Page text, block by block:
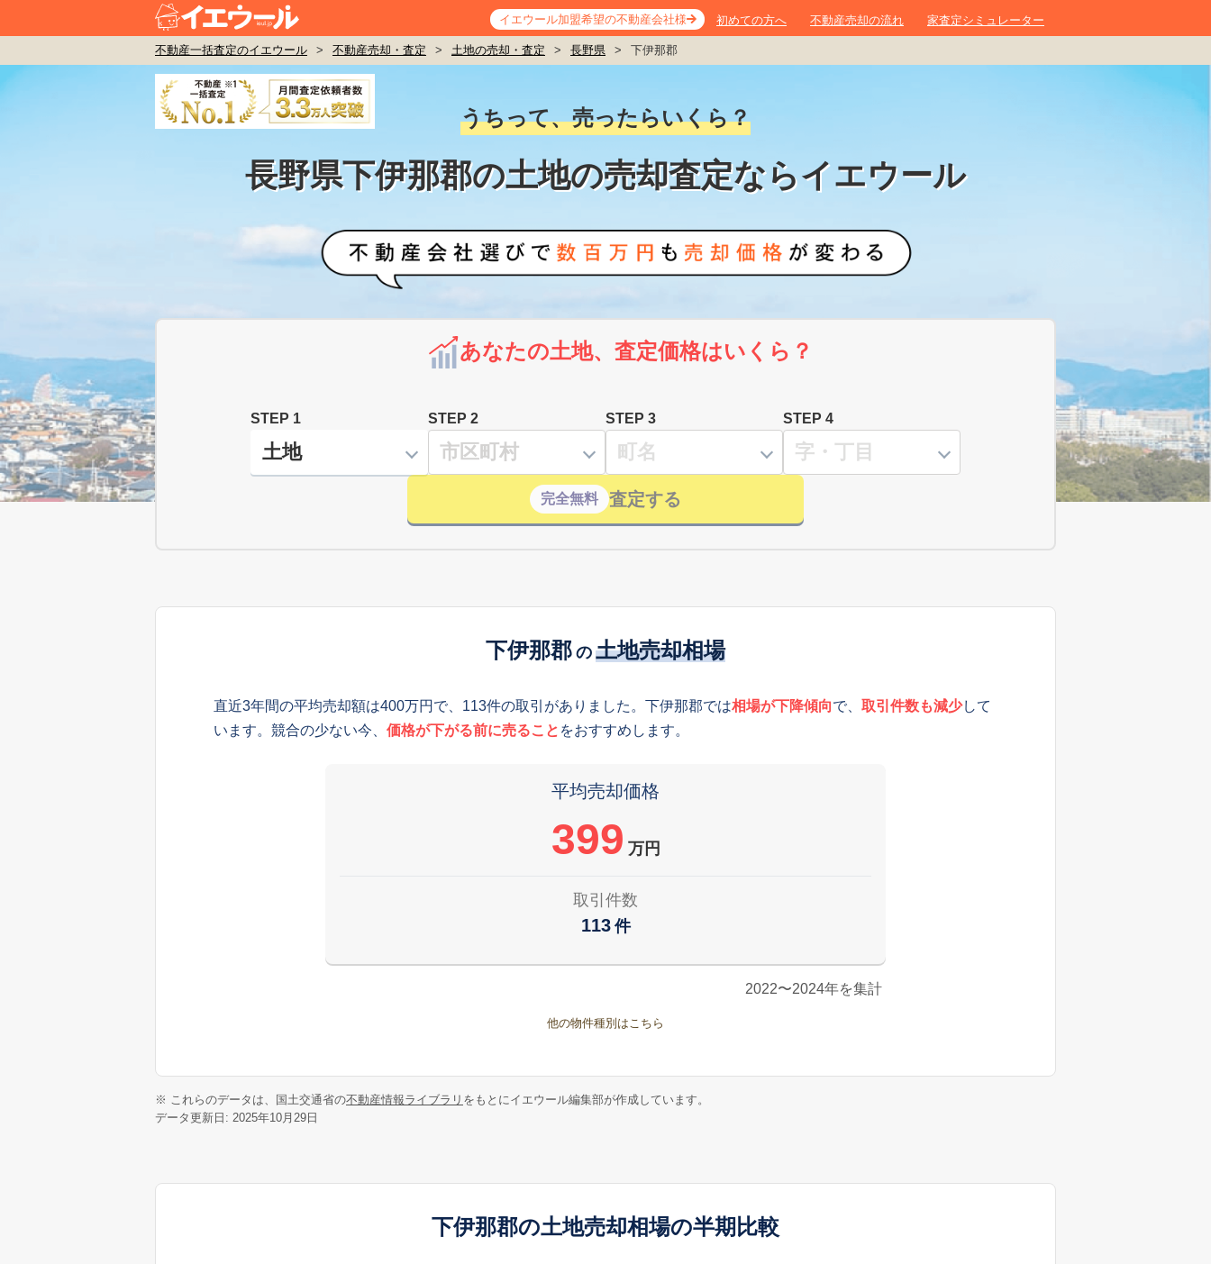
イエウール加盟希望の不動産会社様 初めての方へ 不動産売却の流れ 家査定シミュレーター
不動産一括査定のイエウール > 不動産売却・査定 > 土地の売却・査定 > 長野県 > 下伊那郡
うちって、売ったらいくら？
長野県下伊那郡の土地の売却査定ならイエウール
あなたの土地、査定価格はいくら？
STEP 1 STEP 2 STEP 3 STEP 4
完全無料 査定する
下伊那郡 の 土地売却相場
直近3年間の平均売却額は400万円で、113件の取引がありました。下伊那郡では相場が下降傾向で、 取引件数も減少して
います。競合の少ない今、 価格が下がる前に売ること をおすすめします。
平均売却価格
399 万円
取引件数
113 件
2022〜2024年を集計
他の物件種別はこちら
※ これらのデータは、国土交通省の不動産情報ライブラリ をもとにイエウール編集部が作成しています。
データ更新日: 2025年10月29日
下伊那郡の土地売却相場の半期比較